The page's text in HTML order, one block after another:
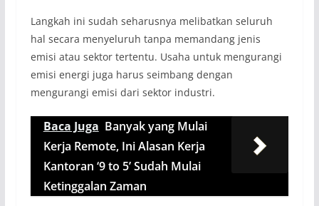
Langkah ini sudah seharusnya melibatkan seluruh
hal secara menyeluruh tanpa memandang jenis
emisi atau sektor tertentu. Usaha untuk mengurangi
emisi energi juga harus seimbang dengan
mengurangi emisi dari sektor industri.
Baca Juga Banyak yang Mulai
Kerja Remote, Ini Alasan Kerja
Kantoran ‘9 to 5’ Sudah Mulai
Ketinggalan Zaman